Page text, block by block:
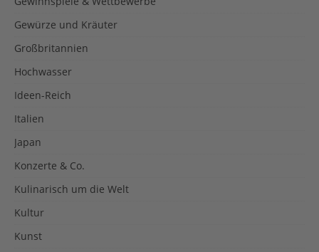
Gewürze und Kräuter
Großbritannien
Hochwasser
Ideen-Reich
Italien
Japan
Konzerte & Co.
Kulinarisch um die Welt
Kultur
Kunst